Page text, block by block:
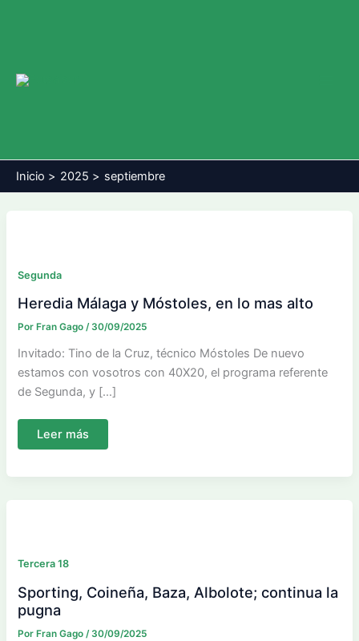
Inicio 2025 septiembre
Segunda
Heredia Málaga y Móstoles, en lo mas alto
Por Fran Gago/ 30/09/2025
Invitado: Tino de la Cruz, técnico Móstoles De nuevo
estamos con vosotros con 40X20, el programa referente
de Segunda, y […]
Heredia
en
Leer más
Tercera 18
Sporting, Coineña, Baza, Albolote; continua la
pugna
Por Fran Gago/ 30/09/2025